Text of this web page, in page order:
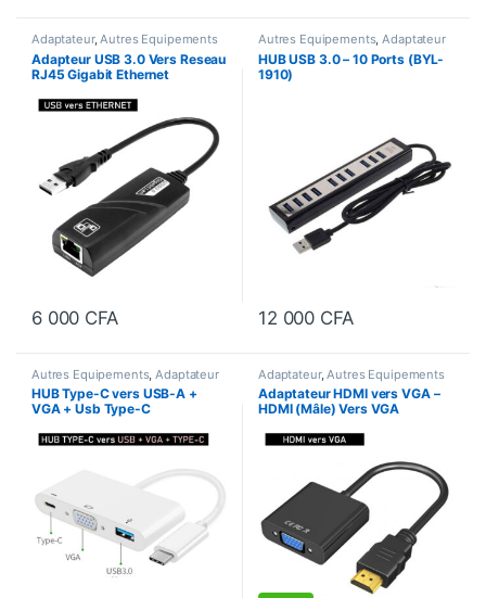
Adaptateur,Autres Equipements
Adapteur USB 3.0 Vers Reseau
RJ45 Gigabit Ethernet
6 000 CFA
Autres Equipements,Adaptateur
HUB USB 3.0 – 10 Ports (BYL-
1910)
12 000 CFA
Autres Equipements, Adaptateur
HUB Type-C vers USB-A +
VGA + Usb Type-C
Adaptateur, Autres Equipements
Adaptateur HDMI vers VGA –
HDMI (Mâle) Vers VGA